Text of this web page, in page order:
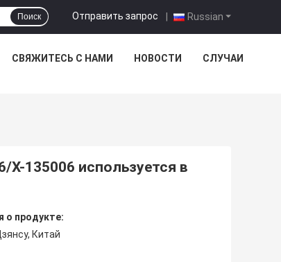
Russian
Отправить запрос |
Поиск
СВЯЖИТЕСЬ С НАМИ НОВОСТИ СЛУЧАИ
X-135006 используется в
о продукте:
Китай